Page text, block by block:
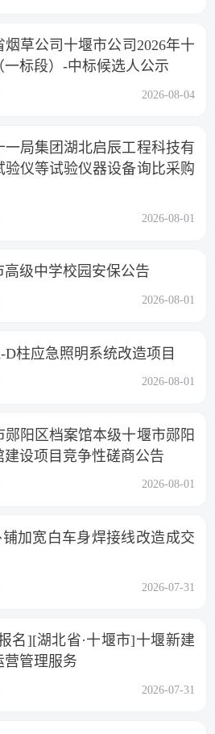
烟草公司十堰市公司2026年十
标段）-中标候选人公示
2026-08-04
一局集团湖北启辰工程科技有
验仪等试验仪器设备询比采购
2026-08-01
高级中学校园安保公告
2026-08-01
D柱应急照明系统改造项目
2026-08-01
郧阳区档案馆本级十堰市郧阳
建设项目竞争性磋商公告
2026-08-01
铺加宽白车身焊接线改造成交
2026-07-31
名][湖北省·十堰市]十堰新建
营管理服务
2026-07-31